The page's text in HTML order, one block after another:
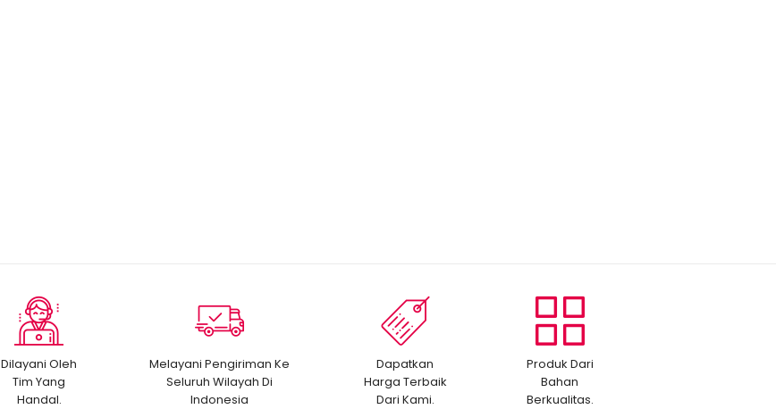
Dilayani Oleh
Tim Yang
Handal.
Melayani Pengiriman Ke
Seluruh Wilayah Di
Indonesia
Dapatkan
Harga Terbaik
Dari Kami.
Produk Dari
Bahan
Berkualitas.